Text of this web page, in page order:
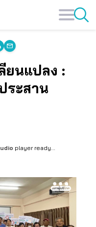
ยนแปลง :
ระสาน
player ready...